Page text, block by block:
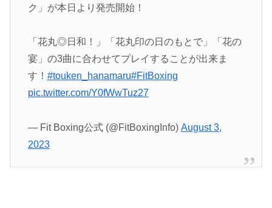
ク」が本日より発売開始！
「花丸◎日和！」「花丸印の日のもとで」「花の
宴」の3曲に合わせてプレイすることが出来ま
す！ #touken_hanamaru#FitBoxing
pic.twitter.com/Y0fWwTuz27
— Fit Boxing公式 (@FitBoxingInfo) August 3,
2023